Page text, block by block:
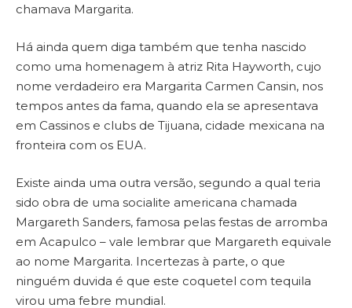
chamava Margarita.
Há ainda quem diga também que tenha nascido
como uma homenagem à atriz Rita Hayworth, cujo
nome verdadeiro era Margarita Carmen Cansin, nos
tempos antes da fama, quando ela se apresentava
em Cassinos e clubs de Tijuana, cidade mexicana na
fronteira com os EUA.
Existe ainda uma outra versão, segundo a qual teria
sido obra de uma socialite americana chamada
Margareth Sanders, famosa pelas festas de arromba
em Acapulco – vale lembrar que Margareth equivale
ao nome Margarita. Incertezas à parte, o que
ninguém duvida é que este coquetel com tequila
virou uma febre mundial.